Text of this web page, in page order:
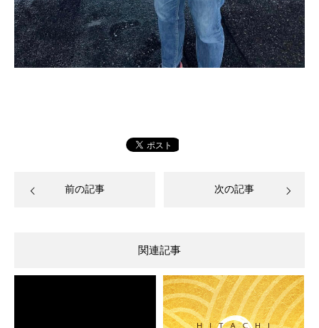
前の記事 次の記事
関連記事